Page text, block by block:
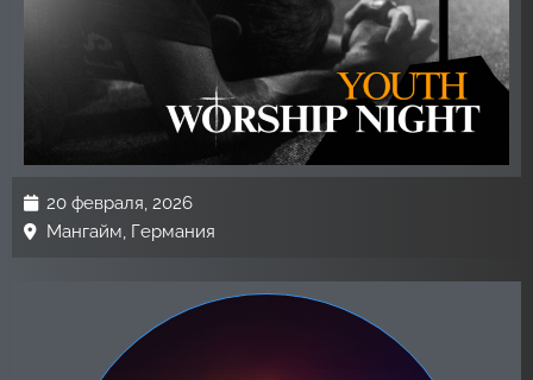
20 февраля, 2026
Мангайм, Германия